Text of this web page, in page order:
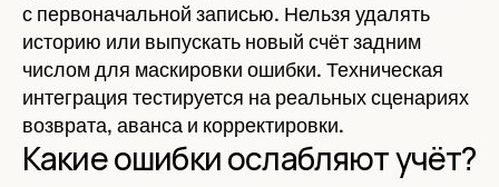
с первоначальной записью. Нельзя удалять
историю или выпускать новый счёт задним
числом для маскировки ошибки. Техническая
интеграция тестируется на реальных сценариях
возврата, аванса и корректировки.
Какие ошибки ослабляют учёт?